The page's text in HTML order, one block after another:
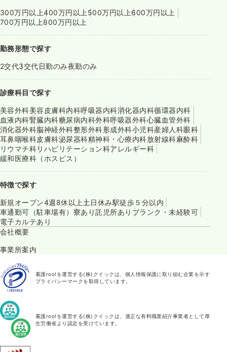
300万円以上400万円以上 500万円以上600万円以上
700万円以上800万円以上
勤務形態で探す
2交代3交代日勤のみ夜勤のみ
診療科目で探す
美容外科美容皮膚科内科呼吸器内科消化器内科循環器内科
血液内科腎臓内科糖尿病内科外科呼吸器外科心臓血管外科
消化器外科脳神経外科整形外科形成外科小児科産婦人科眼科
耳鼻咽喉科皮膚科泌尿器科精神科・心療内科放射線科麻酔科
リウマチ科リハビリテーション科アレルギー科
緩和医療科（ホスピス）
特徴で探す
新規オープン4週8休以上 土日休み駅徒歩５分以内
車通勤可（駐車場有） 寮あり託児所あり ブランク・未経験可
電子カルテあり
会社概要
事業所案内
看護roo!を運営する(株)クイックは、個人情報保護に取り組む企業を示す
プライバシーマークを取得しています。
看護roo!を運営する(株)クイックは、適正な有料職業紹介事業者として厚
生労働省より認定を受けています。